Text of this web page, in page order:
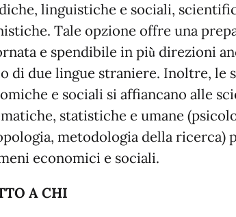
linguistiche e sociali,
Tale opzione offre una
e spendibile in più̀ direzioni
di due lingue straniere. Inoltre, le
e sociali si affiancano alle
statistiche e umane
metodologia della ricerca)
economici e sociali.
A CHI